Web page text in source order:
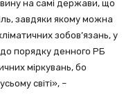
на самі держави, що
завдяки якому можна
зобов’язань, у
до порядку денного РБ
міркувань, бо
світі», –